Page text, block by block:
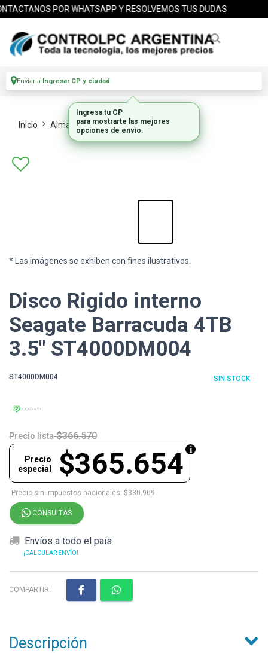
POR WHATSAPP Y RESOLVEMOS TUS DUDAS
Enviar a Ingresar CP y ciudad
Inicio Almacenamiento Hdd Internos
* Las imágenes se exhiben con fines ilustrativos.
Disco Rigido interno
Seagate Barracuda 4TB
3.5" ST4000DM004
ST4000DM004 SIN STOCK
Precio lista $366.570
$365.654
Precio
especial
Precio sin impuestos nacionales: $330.909
CONSULTAS
Envíos a todo el país
¡CALCULAR ENVÍO!
COMPARTIR:
Descripción
Ingresa tu CP
para mostrarte las mejores
opciones de envío.